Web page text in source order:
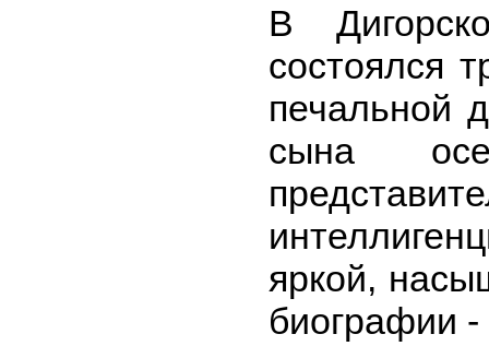
В
состоялся
печальной
сына
яркой,
биографии